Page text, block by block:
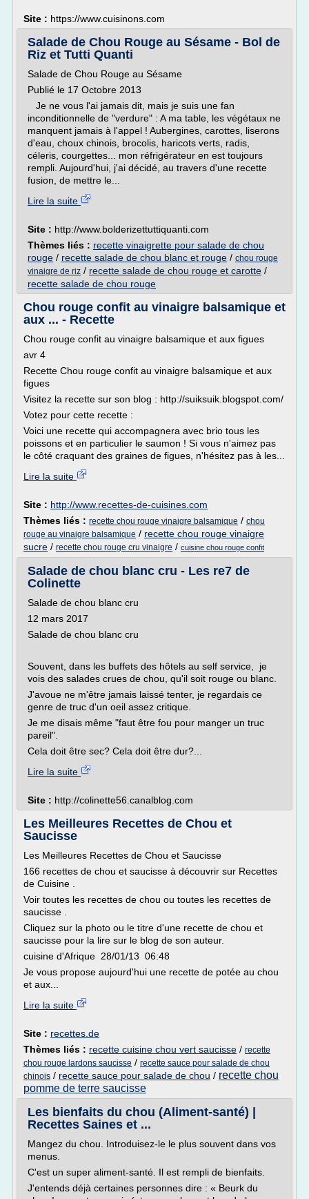
Site : https://www.cuisinons.com
Salade de Chou Rouge au Sésame - Bol de
Riz et Tutti Quanti
Salade de Chou Rouge au Sésame
Publié le 17 Octobre 2013
Je ne vous l'ai jamais dit, mais je suis une fan
inconditionnelle de "verdure" : A ma table, les végétaux ne
manquent jamais à l'appel ! Aubergines, carottes, liserons
d'eau, choux chinois, brocolis, haricots verts, radis,
céleris, courgettes... mon réfrigérateur en est toujours
rempli. Aujourd'hui, j'ai décidé, au travers d'une recette
fusion, de mettre le...
Lire la suite
Site : http://www.bolderizettuttiquanti.com
Thèmes liés : recette vinaigrette pour salade de chou
rouge / recette salade de chou blanc et rouge / chou rouge
vinaigre de riz / recette salade de chou rouge et carotte /
recette salade de chou rouge
Chou rouge confit au vinaigre balsamique et
aux ... - Recette
Chou rouge confit au vinaigre balsamique et aux figues
avr 4
Recette Chou rouge confit au vinaigre balsamique et aux
figues
Visitez la recette sur son blog : http://suiksuik.blogspot.com/
Votez pour cette recette :
Voici une recette qui accompagnera avec brio tous les
poissons et en particulier le saumon ! Si vous n'aimez pas
le côté craquant des graines de figues, n'hésitez pas à les...
Lire la suite
Site : http://www.recettes-de-cuisines.com
Thèmes liés : recette chou rouge vinaigre balsamique / chou
rouge au vinaigre balsamique / recette chou rouge vinaigre
sucre / recette chou rouge cru vinaigre / cuisine chou rouge confit
Salade de chou blanc cru - Les re7 de
Colinette
Salade de chou blanc cru
12 mars 2017
Salade de chou blanc cru
Souvent, dans les buffets des hôtels au self service, je
vois des salades crues de chou, qu'il soit rouge ou blanc.
J'avoue ne m'être jamais laissé tenter, je regardais ce
genre de truc d'un oeil assez critique.
Je me disais même "faut être fou pour manger un truc
pareil".
Cela doit être sec? Cela doit être dur?...
Lire la suite
Site : http://colinette56.canalblog.com
Les Meilleures Recettes de Chou et
Saucisse
Les Meilleures Recettes de Chou et Saucisse
166 recettes de chou et saucisse à découvrir sur Recettes
de Cuisine .
Voir toutes les recettes de chou ou toutes les recettes de
saucisse .
Cliquez sur la photo ou le titre d'une recette de chou et
saucisse pour la lire sur le blog de son auteur.
cuisine d'Afrique 28/01/13 06:48
Je vous propose aujourd'hui une recette de potée au chou
et aux...
Lire la suite
Site : recettes.de
Thèmes liés : recette cuisine chou vert saucisse / recette
chou rouge lardons saucisse / recette sauce pour salade de chou
chinois / recette sauce pour salade de chou / recette chou
pomme de terre saucisse
Les bienfaits du chou (Aliment-santé) |
Recettes Saines et ...
Mangez du chou. Introduisez-le le plus souvent dans vos
menus.
C'est un super aliment-santé. Il est rempli de bienfaits.
J'entends déjà certaines personnes dire : « Beurk du